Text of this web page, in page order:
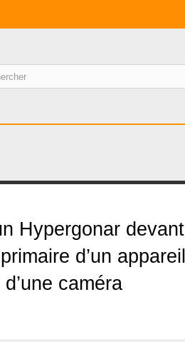
Hypergonar devant
d’un appareil
caméra